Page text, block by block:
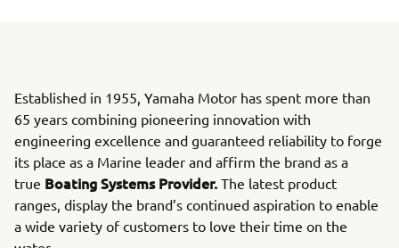
Established in 1955, Yamaha Motor has spent more than
65 years combining pioneering innovation with
engineering excellence and guaranteed reliability to forge
its place as a Marine leader and affirm the brand as a
true Boating Systems Provider. The latest product
ranges, display the brand’s continued aspiration to enable
a wide variety of customers to love their time on the